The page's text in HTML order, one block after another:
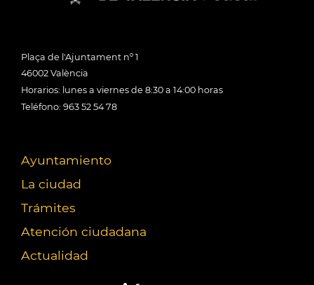
Plaça de l'Ajuntament nº 1
46002 València
Horarios: lunes a viernes de 8:30 a 14:00 horas
Teléfono: 963 52 54 78
Ayuntamiento
La ciudad
Trámites
Atención ciudadana
Actualidad